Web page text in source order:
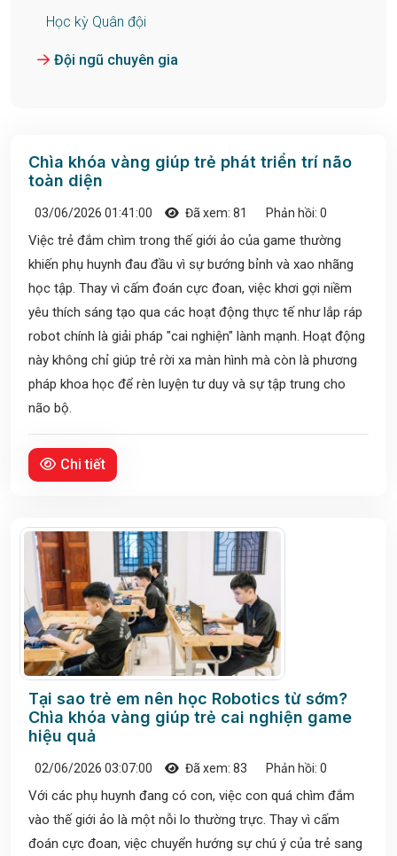
Học kỳ Quân đội
Đội ngũ chuyên gia
Chìa khóa vàng giúp trẻ phát triển trí não
toàn diện
03/06/2026 01:41:00 Đã xem: 81 Phản hồi: 0
Việc trẻ đắm chìm trong thế giới ảo của game thường
khiến phụ huynh đau đầu vì sự bướng bỉnh và xao nhãng
học tập. Thay vì cấm đoán cực đoan, việc khơi gợi niềm
yêu thích sáng tạo qua các hoạt động thực tế như lắp ráp
robot chính là giải pháp "cai nghiện" lành mạnh. Hoạt động
này không chỉ giúp trẻ rời xa màn hình mà còn là phương
pháp khoa học để rèn luyện tư duy và sự tập trung cho
não bộ.
Chi tiết
Tại sao trẻ em nên học Robotics từ sớm?
Chìa khóa vàng giúp trẻ cai nghiện game
hiệu quả
02/06/2026 03:07:00 Đã xem: 83 Phản hồi: 0
Với các phụ huynh đang có con, việc con quá chìm đắm
vào thế giới ảo là một nỗi lo thường trực. Thay vì cấm
đoán cực đoan, việc chuyển hướng sự chú ý của trẻ sang